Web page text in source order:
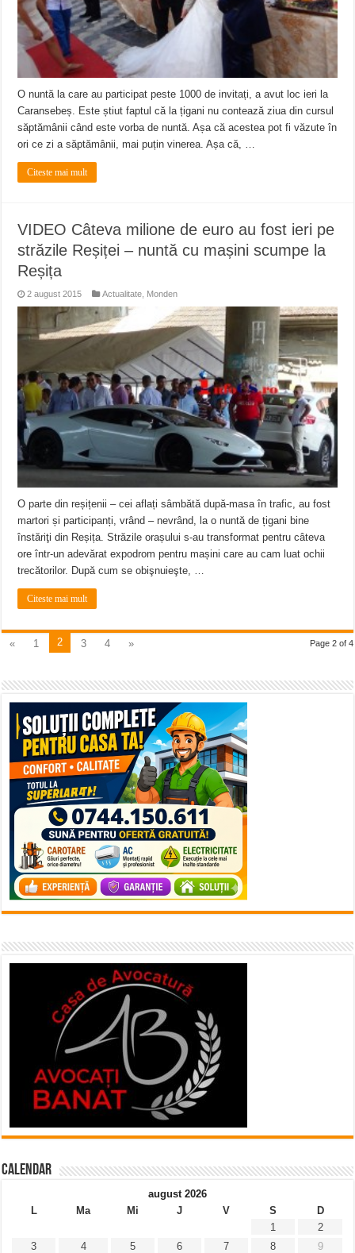
O nuntă la care au participat peste 1000 de invitați, a avut loc ieri la
Caransebeș. Este știut faptul că la țigani nu contează ziua din cursul
săptămânii când este vorba de nuntă. Așa că acestea pot fi văzute în
ori ce zi a săptămânii, mai puțin vinerea. Așa că, …
Citeste mai mult
VIDEO Câteva milione de euro au fost ieri pe
străzile Reșiței – nuntă cu mașini scumpe la
Reșița
2 august 2015 Actualitate, Monden
O parte din reșițenii – cei aflați sâmbătă după-masa în trafic, au fost
martori și participanți, vrând – nevrând, la o nuntă de țigani bine
înstăriţi din Reșița. Străzile orașului s-au transformat pentru câteva
ore într-un adevărat expodrom pentru mașini care au cam luat ochii
trecătorilor. După cum se obişnuieşte, …
Citeste mai mult
Page 2 of 4
« 1 2 3 4 »
Calendar
august 2026
L
Ma Mi J V S
D
1
2
3
4 5 6 7 8
9